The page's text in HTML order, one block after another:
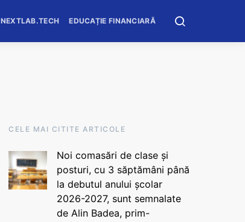
NEXTLAB.TECH EDUCAȚIE FINANCIARĂ
CELE MAI CITITE ARTICOLE
Noi comasări de clase și
posturi, cu 3 săptămâni până
la debutul anului școlar
2026-2027, sunt semnalate
de Alin Badea, prim-